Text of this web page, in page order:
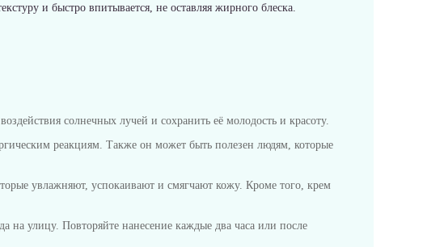
и быстро впитывается, не оставляя жирного блеска.
солнечных лучей и сохранить её молодость и красоту.
реакциям. Также он может быть полезен людям, которые
увлажняют, успокаивают и смягчают кожу. Кроме того, крем
улицу. Повторяйте нанесение каждые два часа или после